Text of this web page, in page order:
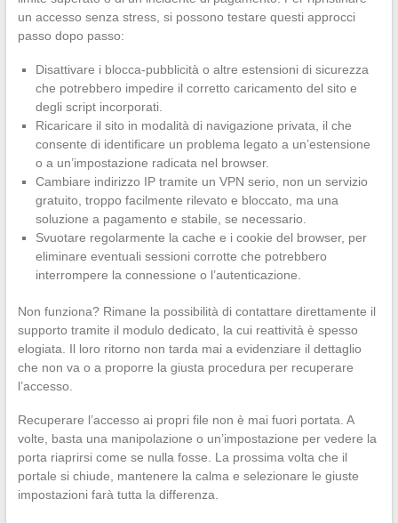
un accesso senza stress, si possono testare questi approcci
passo dopo passo:
Disattivare i blocca-pubblicità o altre estensioni di sicurezza
che potrebbero impedire il corretto caricamento del sito e
degli script incorporati.
Ricaricare il sito in modalità di navigazione privata, il che
consente di identificare un problema legato a un’estensione
o a un’impostazione radicata nel browser.
Cambiare indirizzo IP tramite un VPN serio, non un servizio
gratuito, troppo facilmente rilevato e bloccato, ma una
soluzione a pagamento e stabile, se necessario.
Svuotare regolarmente la cache e i cookie del browser, per
eliminare eventuali sessioni corrotte che potrebbero
interrompere la connessione o l’autenticazione.
Non funziona? Rimane la possibilità di contattare direttamente il
supporto tramite il modulo dedicato, la cui reattività è spesso
elogiata. Il loro ritorno non tarda mai a evidenziare il dettaglio
che non va o a proporre la giusta procedura per recuperare
l’accesso.
Recuperare l’accesso ai propri file non è mai fuori portata. A
volte, basta una manipolazione o un’impostazione per vedere la
porta riaprirsi come se nulla fosse. La prossima volta che il
portale si chiude, mantenere la calma e selezionare le giuste
impostazioni farà tutta la differenza.